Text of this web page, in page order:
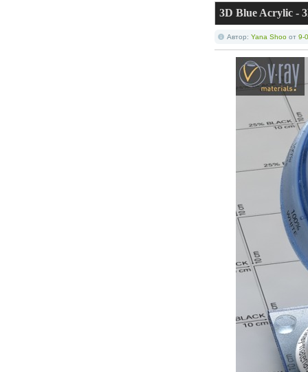
3D Blue Acrylic -
Автор: Yana Shoo от 9-